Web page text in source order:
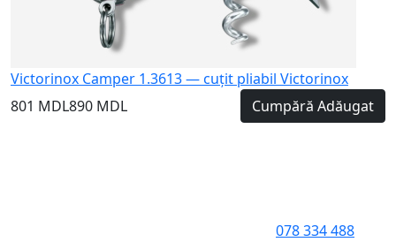
Victorinox Camper 1.3613 — cuțit pliabil Victorinox
801 MDL890 MDL Cumpără Adăugat
078 334 488